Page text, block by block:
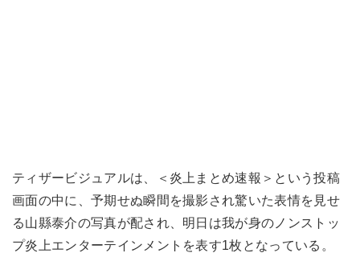
ティザービジュアルは、＜炎上まとめ速報＞という投稿
画面の中に、予期せぬ瞬間を撮影され驚いた表情を見せ
る山縣泰介の写真が配され、明日は我が身のノンストッ
プ炎上エンターテインメントを表す1枚となっている。